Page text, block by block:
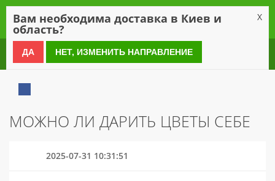
0 800 21 54 55
МОЖНО ЛИ ДАРИТЬ ЦВЕТЫ СЕБЕ
2025-07-31 10:31:51
Вам необходима доставка в Киев и
область?
X
ДА НЕТ, ИЗМЕНИТЬ НАПРАВЛЕНИЕ